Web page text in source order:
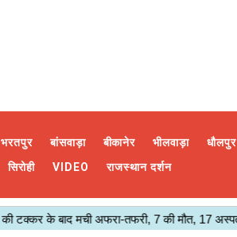
भरतपुर बांसवाड़ा बीकानेर भीलवाड़ा धौलपुर
सिरोही VIDEO राजस्थान दर्शन